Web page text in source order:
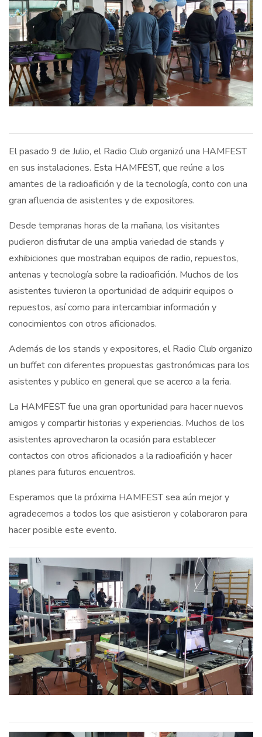
El pasado 9 de Julio, el Radio Club organizó una HAMFEST
en sus instalaciones. Esta HAMFEST, que reúne a los
amantes de la radioafición y de la tecnología, conto con una
gran afluencia de asistentes y de expositores.
Desde tempranas horas de la mañana, los visitantes
pudieron disfrutar de una amplia variedad de stands y
exhibiciones que mostraban equipos de radio, repuestos,
antenas y tecnología sobre la radioafición. Muchos de los
asistentes tuvieron la oportunidad de adquirir equipos o
repuestos, así como para intercambiar información y
conocimientos con otros aficionados.
Además de los stands y expositores, el Radio Club organizo
un buffet con diferentes propuestas gastronómicas para los
asistentes y publico en general que se acerco a la feria.
La HAMFEST fue una gran oportunidad para hacer nuevos
amigos y compartir historias y experiencias. Muchos de los
asistentes aprovecharon la ocasión para establecer
contactos con otros aficionados a la radioafición y hacer
planes para futuros encuentros.
Esperamos que la próxima HAMFEST sea aún mejor y
agradecemos a todos los que asistieron y colaboraron para
hacer posible este evento.